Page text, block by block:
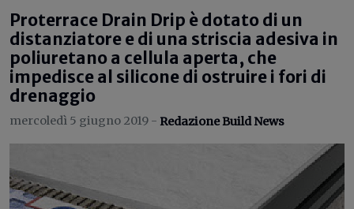
Proterrace Drain Drip è dotato di un
distanziatore e di una striscia adesiva in
poliuretano a cellula aperta, che
impedisce al silicone di ostruire i fori di
drenaggio
mercoledì 5 giugno 2019 - Redazione Build News